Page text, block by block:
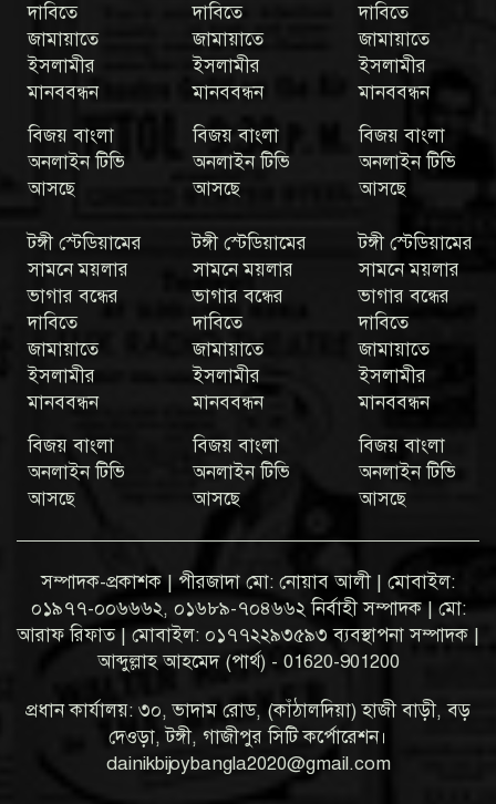
দাবিতে
জামায়াতে
ইসলামীর
মানববন্ধন
বিজয় বাংলা
অনলাইন টিভি
আসছে
দাবিতে
জামায়াতে
ইসলামীর
মানববন্ধন
বিজয় বাংলা
অনলাইন টিভি
আসছে
দাবিতে
জামায়াতে
ইসলামীর
মানববন্ধন
বিজয় বাংলা
অনলাইন টিভি
আসছে
টঙ্গী স্টেডিয়ামের
সামনে ময়লার
ভাগার বন্ধের
দাবিতে
জামায়াতে
ইসলামীর
মানববন্ধন
বিজয় বাংলা
অনলাইন টিভি
আসছে
টঙ্গী স্টেডিয়ামের
সামনে ময়লার
ভাগার বন্ধের
দাবিতে
জামায়াতে
ইসলামীর
মানববন্ধন
বিজয় বাংলা
অনলাইন টিভি
আসছে
টঙ্গী স্টেডিয়ামের
সামনে ময়লার
ভাগার বন্ধের
দাবিতে
জামায়াতে
ইসলামীর
মানববন্ধন
বিজয় বাংলা
অনলাইন টিভি
আসছে
সম্পাদক-প্রকাশক | পীরজাদা মো: নোয়াব আলী | মোবাইল:
০১৯৭৭-০০৬৬৬২, ০১৬৮৯-৭০৪৬৬২ নির্বাহী সম্পাদক | মো:
আরাফ রিফাত | মোবাইল: ০১৭৭২২৯৩৫৯৩ ব্যবস্থাপনা সম্পাদক |
আব্দুল্লাহ আহমেদ (পার্থ) - 01620-901200
প্রধান কার্যালয়: ৩০, ভাদাম রোড, (কাঁঠালদিয়া) হাজী বাড়ী, বড়
দেওড়া, টঙ্গী, গাজীপুর সিটি কর্পোরেশন।
dainikbijoybangla2020@gmail.com